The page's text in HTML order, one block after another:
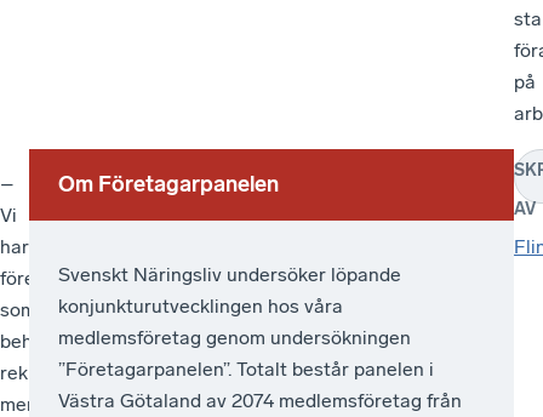
på
–
Vi
har
företag
som
behöver
rekrytera
men
r
Antal
personer
Om Företagarpanelen
Svenskt Näringsliv undersöker löpande
konjunkturutvecklingen hos våra
medlemsföretag genom undersökningen
”Företagarpanelen”. Totalt består panelen i
Västra Götaland av 2074 medlemsföretag från
AV